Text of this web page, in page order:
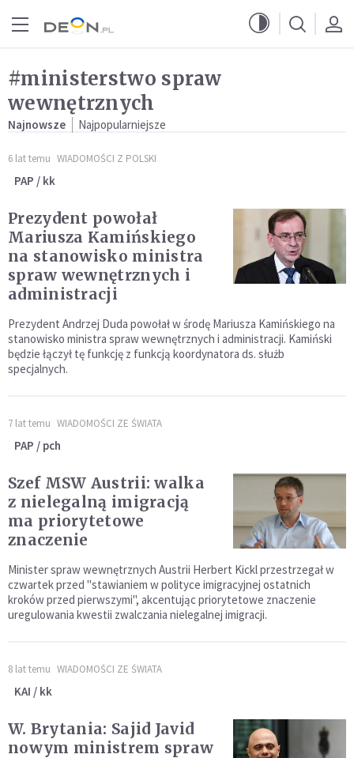
#ministerstwo spraw
wewnętrznych
Najnowsze Najpopularniejsze
6 lat temu WIADOMOŚCI Z POLSKI
PAP / kk
Prezydent powołał
Mariusza Kamińskiego
na stanowisko ministra
spraw wewnętrznych i
administracji
Prezydent Andrzej Duda powołał w środę Mariusza Kamińskiego na
stanowisko ministra spraw wewnętrznych i administracji. Kamiński
będzie łączył tę funkcję z funkcją koordynatora ds. służb
specjalnych.
7 lat temu WIADOMOŚCI ZE ŚWIATA
PAP / pch
Szef MSW Austrii: walka
z nielegalną imigracją
ma priorytetowe
znaczenie
Minister spraw wewnętrznych Austrii Herbert Kickl przestrzegał w
czwartek przed "stawianiem w polityce imigracyjnej ostatnich
kroków przed pierwszymi", akcentując priorytetowe znaczenie
uregulowania kwestii zwalczania nielegalnej imigracji.
8 lat temu WIADOMOŚCI ZE ŚWIATA
KAI / kk
W. Brytania: Sajid Javid
nowym ministrem spraw